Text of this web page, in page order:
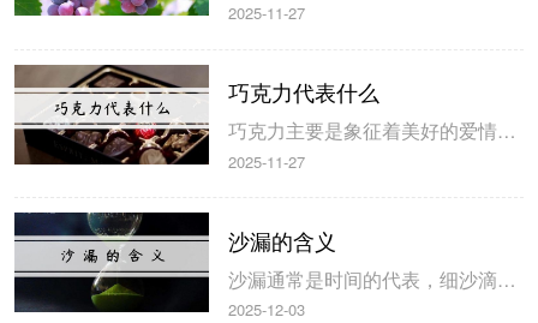
2025-11-27
巧克力代表什么
巧克力主要是象征着美好的爱情，每种口味的巧克力所代表的含义也不同，牛奶巧克力代表乖巧，黑巧克力则是代表神秘，果仁巧克力则是代表着温馨与相守，心型巧克力则代表我心只属于你”，亲朋好友之间也可互赠巧克力代表尊敬与友情。 巧克力代表的含义 1、爱情 巧克力是一种甜食，但同时它也有着自己特殊...
2025-11-27
沙漏的含义
沙漏通常是时间的代表，细沙滴落则是代表着时间的流逝，人们经常会在自己的书桌上摆放沙漏，提醒自己要珍惜时间，沙漏也代表着美满的爱情，当离别之际赠送对方沙漏，则是代表着等待与互相珍惜，沙漏也象征着珍贵的友谊以及美好的祝福。 沙漏的四大含义 1、时间的流逝 沙漏经常是桌面的装饰物，细沙来回的流动则是代...
2025-12-03